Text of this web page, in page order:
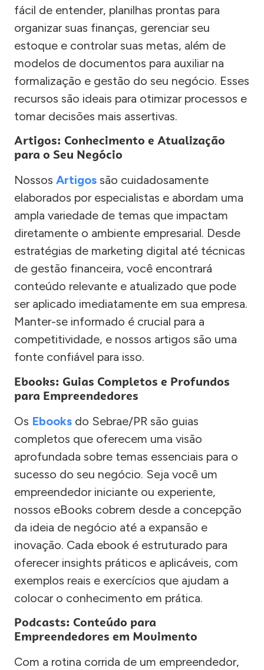
fácil de entender, planilhas prontas para
organizar suas finanças, gerenciar seu
estoque e controlar suas metas, além de
modelos de documentos para auxiliar na
formalização e gestão do seu negócio. Esses
recursos são ideais para otimizar processos e
tomar decisões mais assertivas.
Artigos: Conhecimento e Atualização
para o Seu Negócio
Nossos Artigos são cuidadosamente
elaborados por especialistas e abordam uma
ampla variedade de temas que impactam
diretamente o ambiente empresarial. Desde
estratégias de marketing digital até técnicas
de gestão financeira, você encontrará
conteúdo relevante e atualizado que pode
ser aplicado imediatamente em sua empresa.
Manter-se informado é crucial para a
competitividade, e nossos artigos são uma
fonte confiável para isso.
Ebooks: Guias Completos e Profundos
para Empreendedores
Os Ebooks do Sebrae/PR são guias
completos que oferecem uma visão
aprofundada sobre temas essenciais para o
sucesso do seu negócio. Seja você um
empreendedor iniciante ou experiente,
nossos eBooks cobrem desde a concepção
da ideia de negócio até a expansão e
inovação. Cada ebook é estruturado para
oferecer insights práticos e aplicáveis, com
exemplos reais e exercícios que ajudam a
colocar o conhecimento em prática.
Podcasts: Conteúdo para
Empreendedores em Movimento
Com a rotina corrida de um empreendedor,